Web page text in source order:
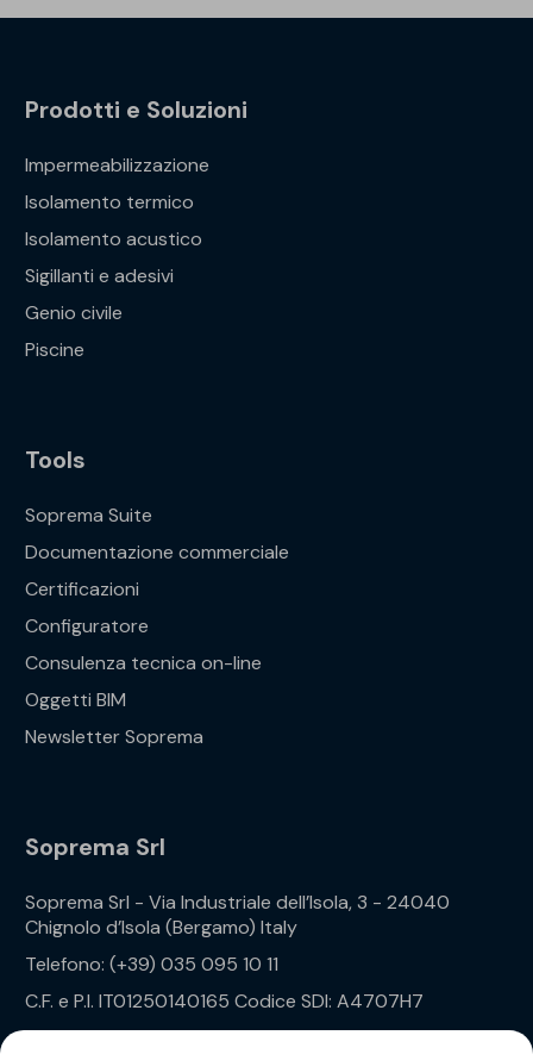
Prodotti e Soluzioni
Impermeabilizzazione
Isolamento termico
Isolamento acustico
Sigillanti e adesivi
Genio civile
Piscine
Tools
Soprema Suite
Documentazione commerciale
Certificazioni
Configuratore
Consulenza tecnica on-line
Oggetti BIM
Newsletter Soprema
Soprema Srl
Soprema Srl - Via Industriale dell’Isola, 3 - 24040
Chignolo d’Isola (Bergamo) Italy
Telefono: (+39) 035 095 10 11
C.F. e P.I. IT01250140165 Codice SDI: A4707H7
Privacy Policy